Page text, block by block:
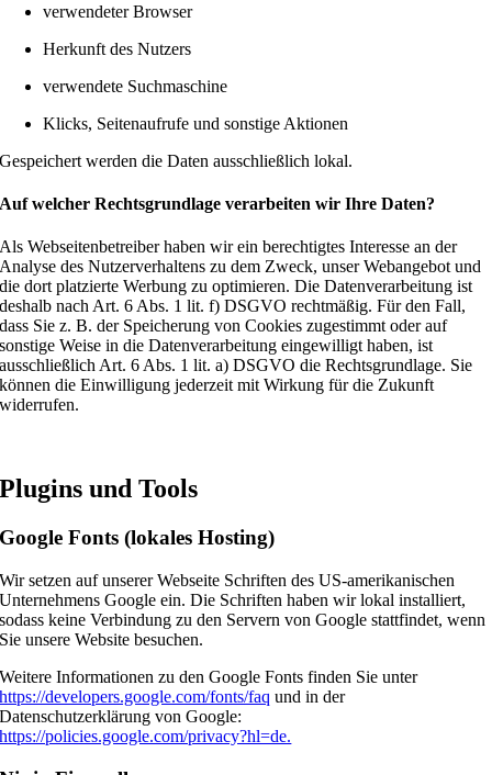
verwendeter Browser
Herkunft des Nutzers
verwendete Suchmaschine
Klicks, Seitenaufrufe und sonstige Aktionen
Gespeichert werden die Daten ausschließlich lokal.
Auf welcher Rechtsgrundlage verarbeiten wir Ihre Daten?
Als Webseitenbetreiber haben wir ein berechtigtes Interesse an der
Analyse des Nutzerverhaltens zu dem Zweck, unser Webangebot und
die dort platzierte Werbung zu optimieren. Die Datenverarbeitung ist
deshalb nach Art. 6 Abs. 1 lit. f) DSGVO rechtmäßig. Für den Fall,
dass Sie z. B. der Speicherung von Cookies zugestimmt oder auf
sonstige Weise in die Datenverarbeitung eingewilligt haben, ist
ausschließlich Art. 6 Abs. 1 lit. a) DSGVO die Rechtsgrundlage. Sie
können die Einwilligung jederzeit mit Wirkung für die Zukunft
widerrufen.
Plugins und Tools
Google Fonts (lokales Hosting)
Wir setzen auf unserer Webseite Schriften des US-amerikanischen
Unternehmens Google ein. Die Schriften haben wir lokal installiert,
sodass keine Verbindung zu den Servern von Google stattfindet, wenn
Sie unsere Website besuchen.
Weitere Informationen zu den Google Fonts finden Sie unter
https://developers.google.com/fonts/faq und in der
Datenschutzerklärung von Google:
https://policies.google.com/privacy?hl=de.